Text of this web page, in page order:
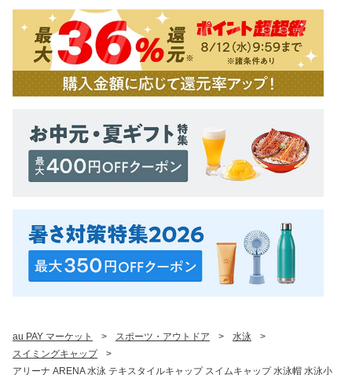
au PAY マーケット > スポーツ・アウトドア > 水泳
>
スイミングキャップ
>
アリーナ ARENA 水泳 テキスタイルキャップ スイムキャップ 水泳帽 水泳小